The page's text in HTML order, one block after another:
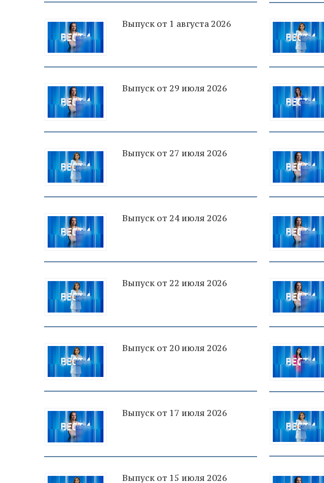
Выпуск от 1 августа 2026
Выпуск от 29 июля 2026
Выпуск от 27 июля 2026
Выпуск от 24 июля 2026
Выпуск от 22 июля 2026
Выпуск от 20 июля 2026
Выпуск от 17 июля 2026
Выпуск от 15 июля 2026